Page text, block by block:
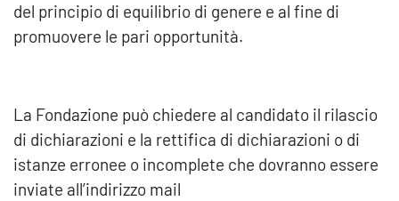
del principio di equilibrio di genere e al fine di
promuovere le pari opportunità.
La Fondazione può chiedere al candidato il rilascio
di dichiarazioni e la rettifica di dichiarazioni o di
istanze erronee o incomplete che dovranno essere
inviate all’indirizzo mail